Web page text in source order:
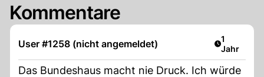
Kommentare
User #1258 (nicht angemeldet) Artikel
1
Jahr
Das Bundeshaus macht nie Druck. Ich würde